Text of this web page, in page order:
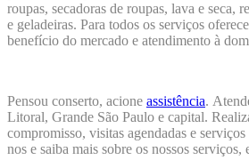
roupas, secadoras de roupas, lava e seca,
e geladeiras. Para todos os serviços
benefício do mercado e atendimento à
Pensou conserto, acione assistência.
Litoral, Grande São Paulo e capital.
compromisso, visitas agendadas e
nos e saiba mais sobre os nossos serviços,